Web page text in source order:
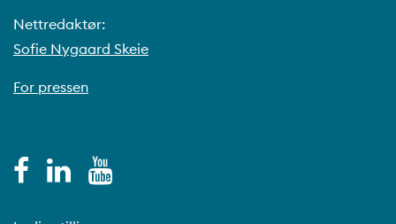
Nettredaktør:
Sofie Nygaard Skeie
For pressen